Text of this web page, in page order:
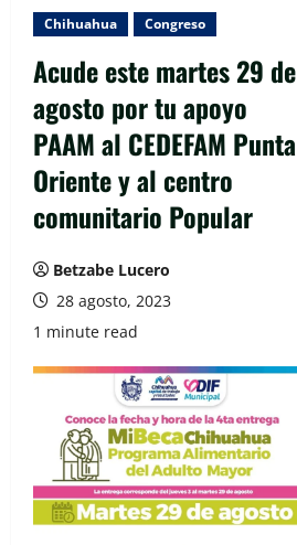
Chihuahua Congreso
Acude este martes 29 de
agosto por tu apoyo
PAAM al CEDEFAM Punta
Oriente y al centro
comunitario Popular
Betzabe Lucero
28 agosto, 2023
1 minute read